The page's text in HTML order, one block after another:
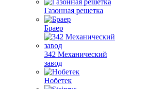
Газонная решетка
Браер
342 Механический
завод
Нобетек